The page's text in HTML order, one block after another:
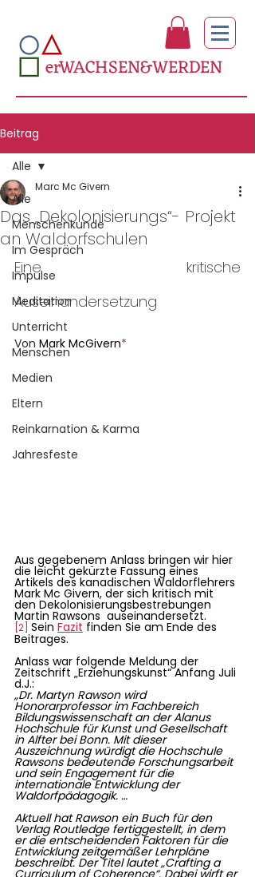
erWACHSEN&WERDEN
Beitrag
Alle
Menschenkunde
Im Gespräch
Impulse
Meditation
Unterricht
Menschen
Medien
Eltern
Reinkarnation & Karma
Jahresfeste
Alle
Das „Dekolonisierungs“- Projekt
an Waldorfschulen
Marc Mc Givern
Eine kritische
Auseinandersetzung
Von Mark McGivern*
Aus gegebenem Anlass bringen wir hier
die leicht gekürzte Fassung eines
Artikels des kanadischen Waldorflehrers
Mark Mc Givern, der sich kritisch mit
den Dekolonisierungsbestrebungen
Martin Rawsons  auseinandersetzt.
[2] Sein Fazit finden Sie am Ende des
Beitrages.
Anlass war folgende Meldung der
Zeitschrift „Erziehungskunst“ Anfang Juli
d.J.:
„Dr. Martyn Rawson wird
Honorarprofessor im Fachbereich
Bildungswissenschaft an der Alanus
Hochschule für Kunst und Gesellschaft
in Alfter bei Bonn. Mit dieser
Auszeichnung würdigt die Hochschule
Rawsons bedeutende Forschungsarbeit
und sein Engagement für die
internationale Entwicklung der
Waldorfpädagogik. …
Aktuell hat Rawson ein Buch für den
Verlag Routledge fertiggestellt, in dem
er die entscheidenden Faktoren für die
Entwicklung zeitgemäßer Lehrpläne
beschreibt. Der Titel lautet „Crafting a
Curriculum of Coherence“. Dabei wirft er